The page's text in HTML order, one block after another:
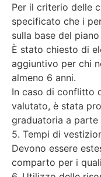
Per il criterio delle
specificato che i
sulla base del
È stato chiesto di
aggiuntivo per chi
almeno 6 anni.
In caso di conflitto
valutato, è stata
graduatoria a parte
5. Tempi di
Devono essere
comparto per i